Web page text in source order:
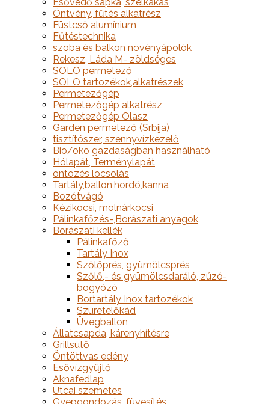
Öntvény, fűtés alkatrész
Füstcső alumínium
Fűtéstechnika
szoba és balkon növényápolók
Rekesz, Láda M- zöldséges
SOLO permetező
SOLO tartozékok,alkatrészek
Permetezőgép
Permetezőgép alkatrész
Permetezőgép Olasz
Garden permetező (Srbija)
tisztítószer, szennyvízkezelő
Bio/öko gazdaságban használható
Hólapát, Terménylapát
öntözés locsolás
Tartály,ballon,hordó,kanna
Bozótvágó
Kézikocsi, molnárkocsi
Pálinkafőzés-,Borászati anyagok
Borászati kellék
Pálinkafőző
Tartály Inox
Szőlőprés, gyümölcsprés
Szőlő,- és gyümölcsdaráló, zúzó-
bogyózó
Bortartály Inox tartozékok
Szüretelőkád
Üvegballon
Állatcsapda, kárenyhítésre
Grillsütő
Öntöttvas edény
Esővízgyűjtő
Aknafedlap
Utcai szemetes
Gyepgondozás, füvesítés